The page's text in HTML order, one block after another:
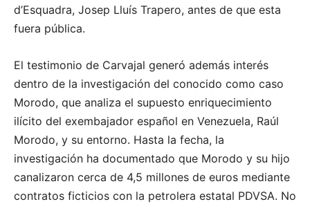
d’Esquadra, Josep Lluís Trapero, antes de que esta
fuera pública.
El testimonio de Carvajal generó además interés
dentro de la investigación del conocido como caso
Morodo, que analiza el supuesto enriquecimiento
ilícito del exembajador español en Venezuela, Raúl
Morodo, y su entorno. Hasta la fecha, la
investigación ha documentado que Morodo y su hijo
canalizaron cerca de 4,5 millones de euros mediante
contratos ficticios con la petrolera estatal PDVSA. No